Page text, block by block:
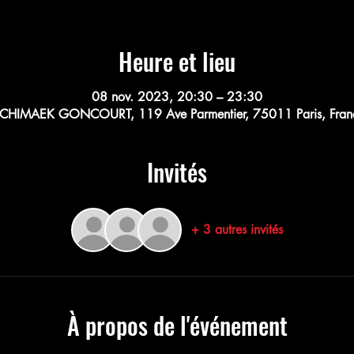
Heure et lieu
08 nov. 2023, 20:30 – 23:30
GONCOURT, 119 Ave Parmentier, 75011 Paris,
Invités
+ 3 autres invités
À propos de l'événement